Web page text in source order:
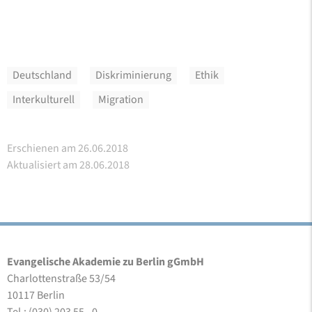
Deutschland Diskriminierung
Ethik
Interkulturell
Migration
Erschienen am 26.06.2018
Aktualisiert am 28.06.2018
Evangelische Akademie zu Berlin gGmbH
Charlottenstraße 53/54
10117 Berlin